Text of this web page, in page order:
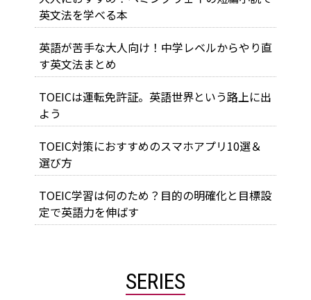
英文法を学べる本
英語が苦手な大人向け！中学レベルからやり直
す英文法まとめ
TOEICは運転免許証。英語世界という路上に出
よう
TOEIC対策におすすめのスマホアプリ10選＆
選び方
TOEIC学習は何のため？目的の明確化と目標設
定で英語力を伸ばす
SERIES